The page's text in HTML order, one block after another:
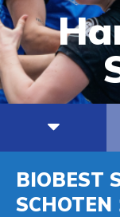
BIOBEST
SCHOTEN